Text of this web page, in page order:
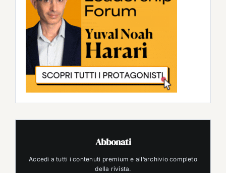
Abbonati
Accedi a tutti i contenuti premium e all’archivio completo
della rivista.